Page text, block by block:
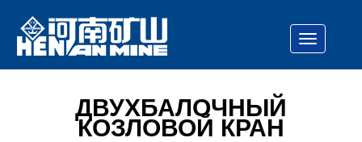
ДВУХБАЛОЧНЫЙ
КОЗЛОВОЙ КРАН